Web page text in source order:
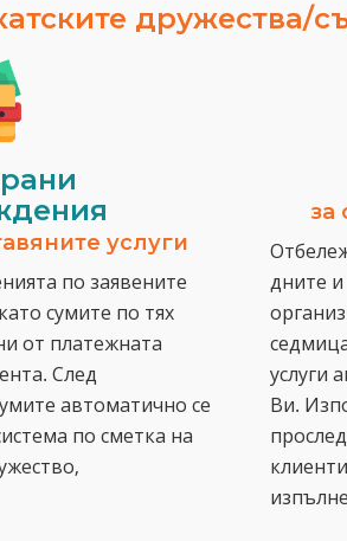
дружества/
услуги
по заявените
сумите по тях
от платежната
След
автоматично се
по сметка на
за
дните и
услуги
Ви.